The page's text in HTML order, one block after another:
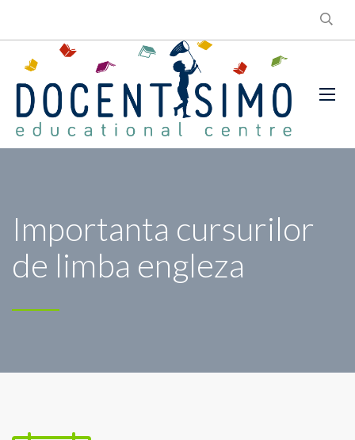
Importanta cursurilor
de limba engleza